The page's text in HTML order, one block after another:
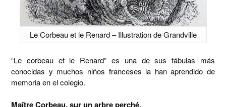
Le Corbeau et le Renard – Illustration de Grandville
“Le corbeau et le Renard” es una de sus fábulas más
conocidas y muchos niños franceses la han aprendido de
memoria en el colegio.
Maître Corbeau, sur un arbre perché,